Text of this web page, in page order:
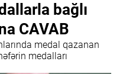
bağlı
CAVAB
medal qazanan
medalları